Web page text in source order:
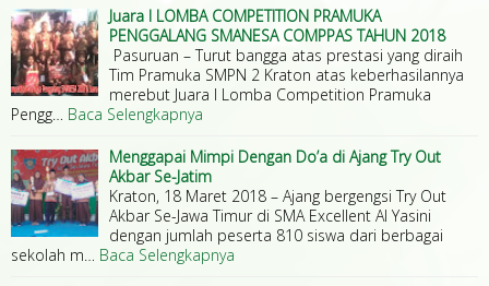
Juara I LOMBA COMPETITION PRAMUKA
PENGGALANG SMANESA COMPPAS TAHUN 2018
Pasuruan – Turut bangga atas prestasi yang diraih
Tim Pramuka SMPN 2 Kraton atas keberhasilannya
merebut Juara I Lomba Competition Pramuka
Pengg… Baca Selengkapnya
Menggapai Mimpi Dengan Do’a di Ajang Try Out
Akbar Se-Jatim
Kraton, 18 Maret 2018 – Ajang bergengsi Try Out
Akbar Se-Jawa Timur di SMA Excellent Al Yasini
dengan jumlah peserta 810 siswa dari berbagai
sekolah m… Baca Selengkapnya